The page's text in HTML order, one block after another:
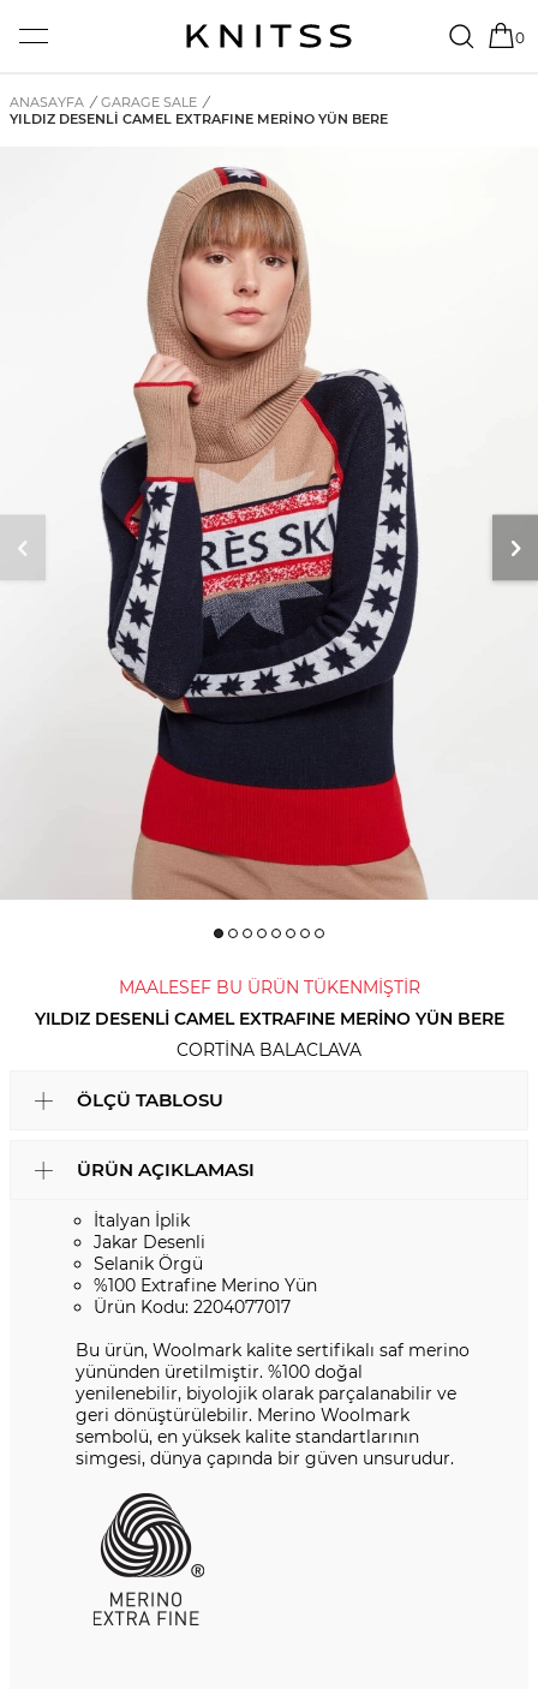
0
ANASAYFA / GARAGE SALE /
YILDIZ DESENLI CAMEL EXTRAFINE MERINO YÜN BERE
MAALESEF BU ÜRÜN TÜKENMİŞTİR
YILDIZ DESENLI CAMEL EXTRAFINE MERINO YÜN BERE
CORTINA BALACLAVA
ÖLÇÜ TABLOSU
ÜRÜN AÇIKLAMASI
İtalyan İplik
Jakar Desenli
Selanik Örgü
%100 Extrafine Merino Yün
Ürün Kodu: 2204077017
Bu ürün, Woolmark kalite sertifikalı saf merino
yününden üretilmiştir. %100 doğal
yenilenebilir, biyolojik olarak parçalanabilir ve
geri dönüştürülebilir. Merino Woolmark
sembolü, en yüksek kalite standartlarının
simgesi, dünya çapında bir güven unsurudur.